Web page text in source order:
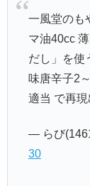
一風堂のも
マ油40cc
だし」を使
味唐辛子2
適当 で再現
— らび
30